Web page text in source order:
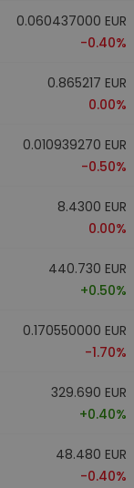
0.060437000 EUR
-0.40%
0.865217 EUR
0.00%
0.010939270 EUR
-0.50%
8.4300 EUR
0.00%
440.730 EUR
+0.50%
0.170550000 EUR
-1.70%
329.690 EUR
+0.40%
48.480 EUR
-0.40%